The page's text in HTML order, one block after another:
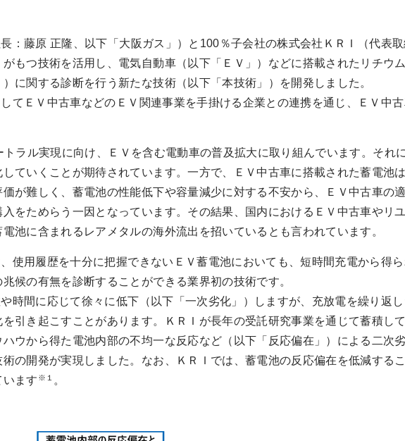
：藤原 正隆、以下「大阪ガス」）と100％子会社の株式会社ＫＲＩ（代表
もつ技術を活用し、電気自動車（以下「ＥＶ」）などに搭載されたリチウ
に関する診断を行う新たな技術（以下「本技術」）を開発しました。
てＥＶ中古車などのＥＶ関連事業を手掛ける企業との連携を通じ、ＥＶ中
ラル実現に向け、ＥＶを含む電動車の普及拡大に取り組んでいます。それ
ていくことが期待されています。一方で、ＥＶ中古車に搭載された蓄電池
が難しく、蓄電池の性能低下や容量減少に対する不安から、ＥＶ中古車の
をためらう一因となっています。その結果、国内におけるＥＶ中古車やリ
池に含まれるレアメタルの海外流出を招いているとも言われています。
使用履歴を十分に把握できないＥＶ蓄電池においても、短時間充電から得
候の有無を診断することができる業界初の技術です。
時間に応じて徐々に低下（以下「一次劣化」）しますが、充放電を繰り返
引き起こすことがあります。ＫＲＩが長年の受託研究事業を通じて蓄積し
ウから得た電池内部の不均一な反応など（以下「反応偏在」）による二次
の開発が実現しました。なお、ＫＲＩでは、蓄電池の反応偏在を低減する
ます ※１ 。